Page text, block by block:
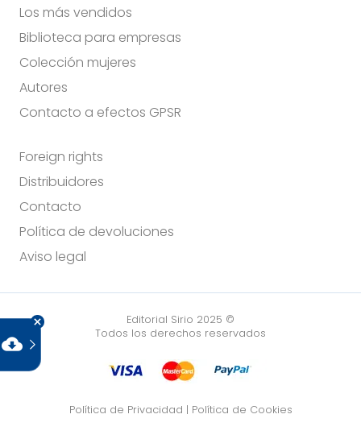
cloud_download
Los más vendidos
Biblioteca para empresas
Colección mujeres
Autores
Contacto a efectos GPSR
Foreign rights
Distribuidores
Contacto
Política de devoluciones
Aviso legal
Editorial Sirio 2025 ©
Todos los derechos reservados
Política de Privacidad | Política de Cookies